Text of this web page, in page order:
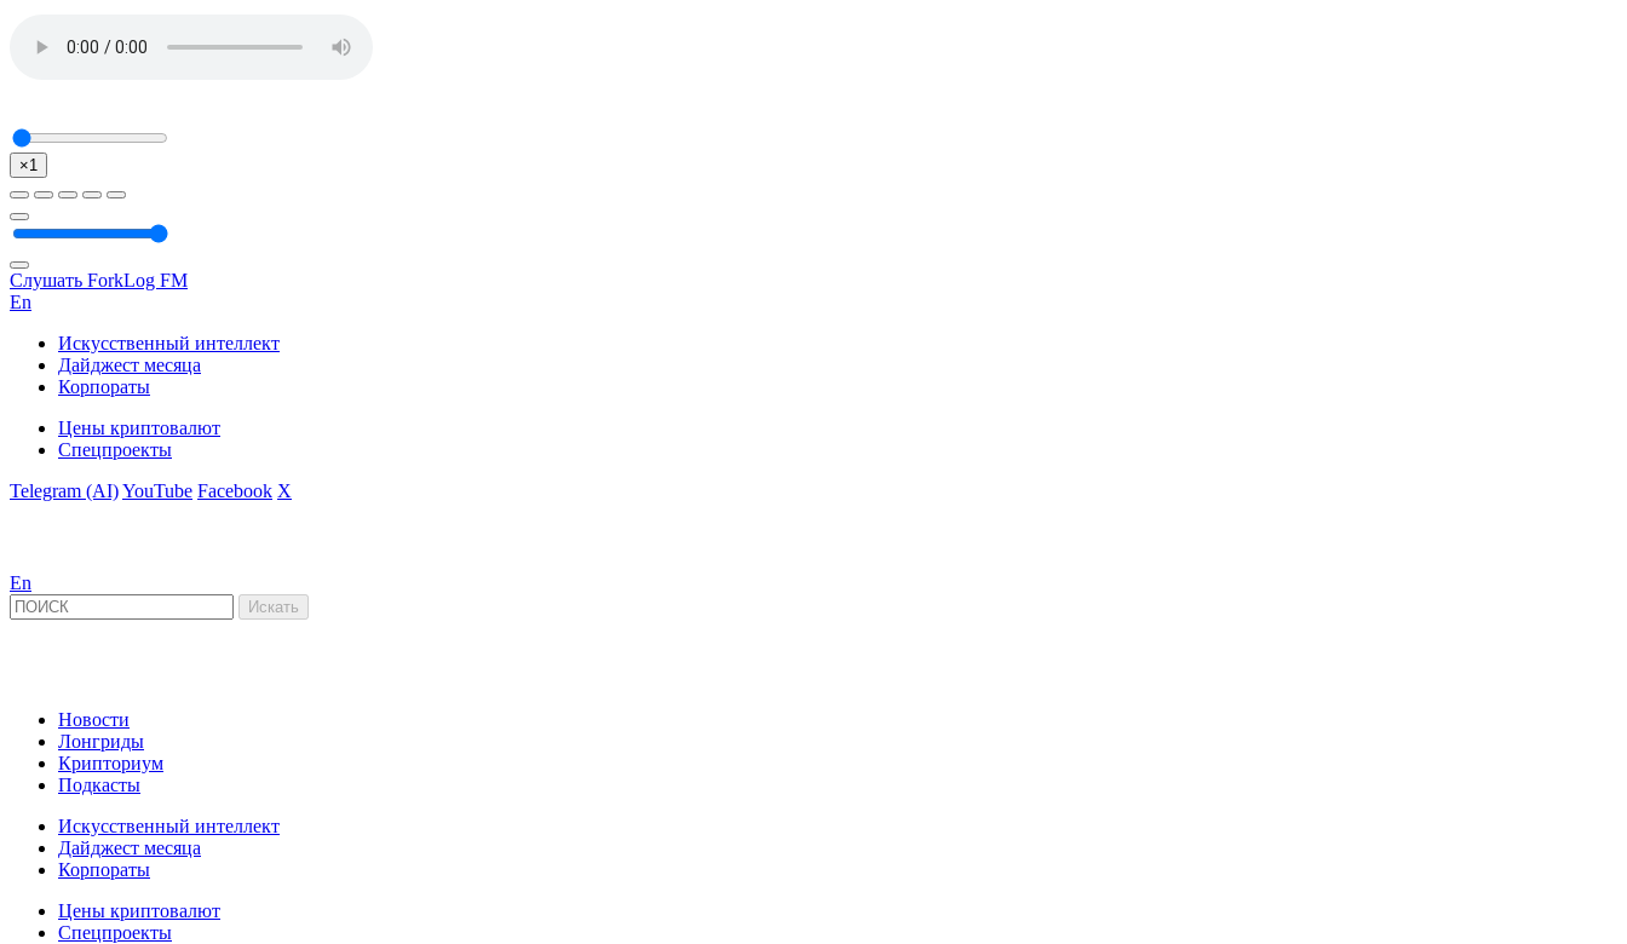
×1
Слушать ForkLog FM
En
Искусственный интеллект
Дайджест месяца
Корпораты
Цены криптовалют
Спецпроекты
Telegram (AI)YouTube Facebook X
En
Новости
Лонгриды
Крипториум
Подкасты
Искусственный интеллект
Дайджест месяца
Корпораты
Цены криптовалют
Спецпроекты